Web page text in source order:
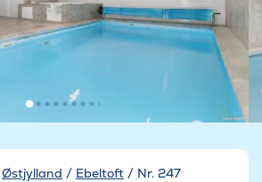
Østjylland / Ebeltoft / Nr. 247